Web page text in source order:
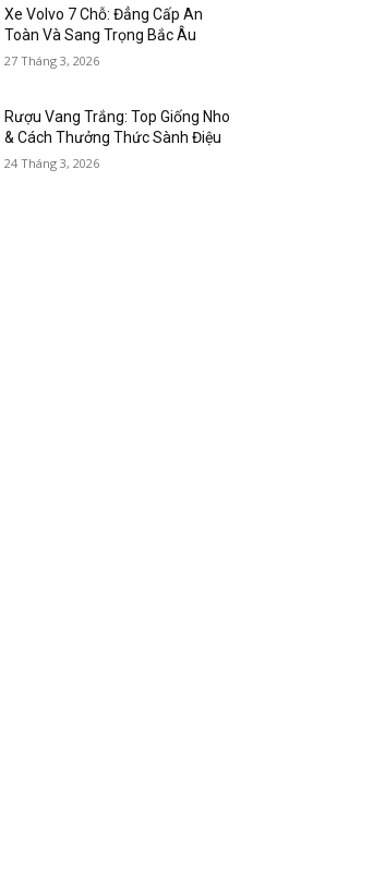
Xe Volvo 7 Chỗ: Đẳng Cấp An
Toàn Và Sang Trọng Bắc Âu
27 Tháng 3, 2026
Rượu Vang Trắng: Top Giống Nho
& Cách Thưởng Thức Sành Điệu
24 Tháng 3, 2026